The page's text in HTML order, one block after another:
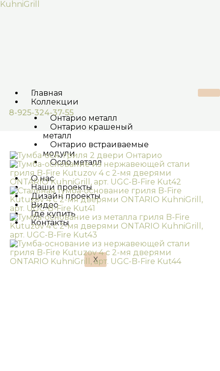
Перейти
KuhniGrill
Главная
Коллекции
Онтарио металл
Онтарио крашеный
металл
Онтарио встраиваемые
модули
Осло металл
О нас
Наши проекты
Дизайн проекты
Видео
Где купить
Контакты
X
8-925-324-37-55